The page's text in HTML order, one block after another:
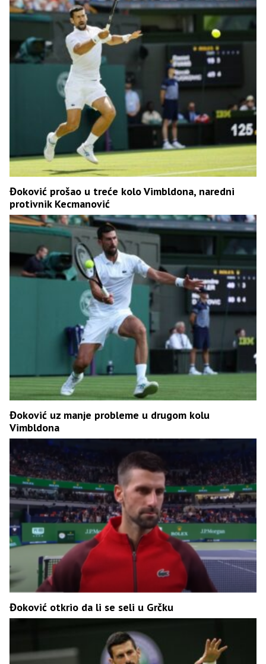
Đoković prošao u treće kolo Vimbldona, naredni
protivnik Kecmanović
Đoković uz manje probleme u drugom kolu
Vimbldona
Đoković otkrio da li se seli u Grčku